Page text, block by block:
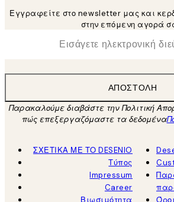
Εγγραφείτε στο newsletter μας και
στην επόμενη αγορά
Ηλεκτρονική Διεύθυνση
ΑΠΟΣΤΟΛΉ
Παρακαλούμε διαβάστε την Πολιτική
πώς επεξεργαζόμαστε τα δεδομένα
ΣΧΕΤΙΚΑ ΜΕ ΤΟ DESENIO
Τύπος
Impressum
Career